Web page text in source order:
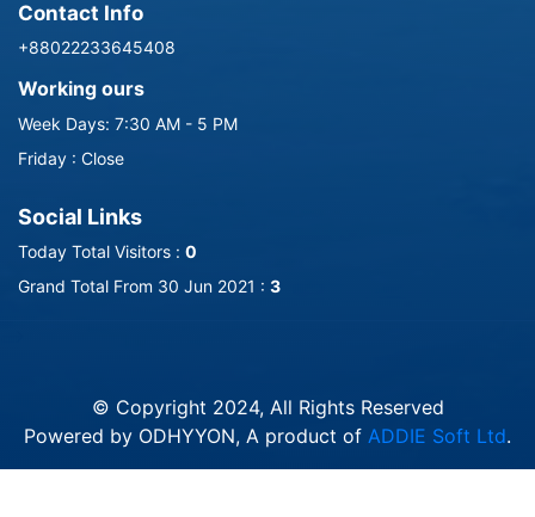
Contact Info
+88022233645408
Working ours
Week Days: 7:30 AM - 5 PM
Friday : Close
Social Links
Today Total Visitors : 0
Grand Total From 30 Jun 2021 : 3
© Copyright 2024, All Rights Reserved
Powered by ODHYYON, A product of ADDIE Soft Ltd.